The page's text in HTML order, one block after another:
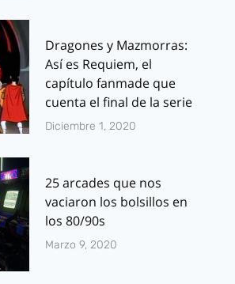
Dragones y Mazmorras:
Así es Requiem, el
capítulo fanmade que
cuenta el final de la serie
Diciembre 1, 2020
25 arcades que nos
vaciaron los bolsillos en
los 80/90s
Marzo 9, 2020